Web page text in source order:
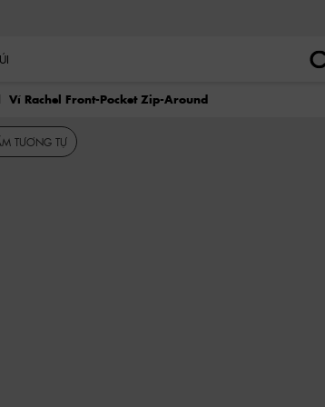
Ví Rachel Front-Pocket Zip-Around
TƯƠNG TỰ